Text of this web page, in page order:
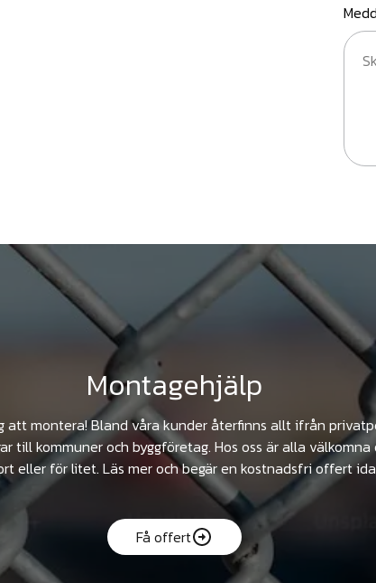
Montagehjälp
att montera! Bland våra kunder återfinns allt ifrån
till kommuner och byggföretag. Hos oss är alla
eller för litet. Läs mer och begär en kostnadsfri offert
Få offert